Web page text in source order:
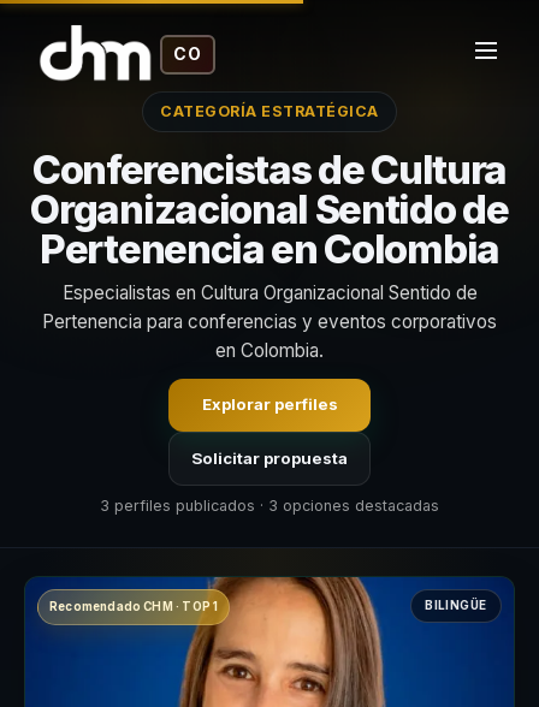
CO
CATEGORÍA ESTRATÉGICA
Conferencistas de Cultura
Organizacional Sentido de
Pertenencia en Colombia
Especialistas en Cultura Organizacional Sentido de
Pertenencia para conferencias y eventos corporativos
en Colombia.
Explorar perfiles
Solicitar propuesta
3 perfiles publicados · 3 opciones destacadas
Recomendado CHM · TOP 1 BILINGÜE